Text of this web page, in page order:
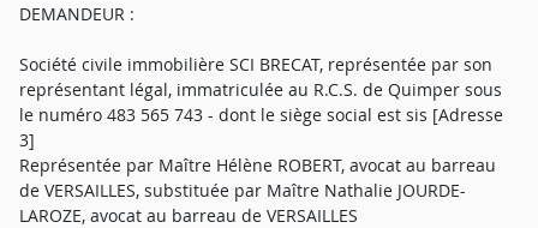
DEMANDEUR :
Société civile immobilière SCI BRECAT, représentée par son
représentant légal, immatriculée au R.C.S. de Quimper sous
le numéro 483 565 743 - dont le siège social est sis [Adresse
3]
Représentée par Maître Hélène ROBERT, avocat au barreau
de VERSAILLES, substituée par Maître Nathalie JOURDE-
LAROZE, avocat au barreau de VERSAILLES